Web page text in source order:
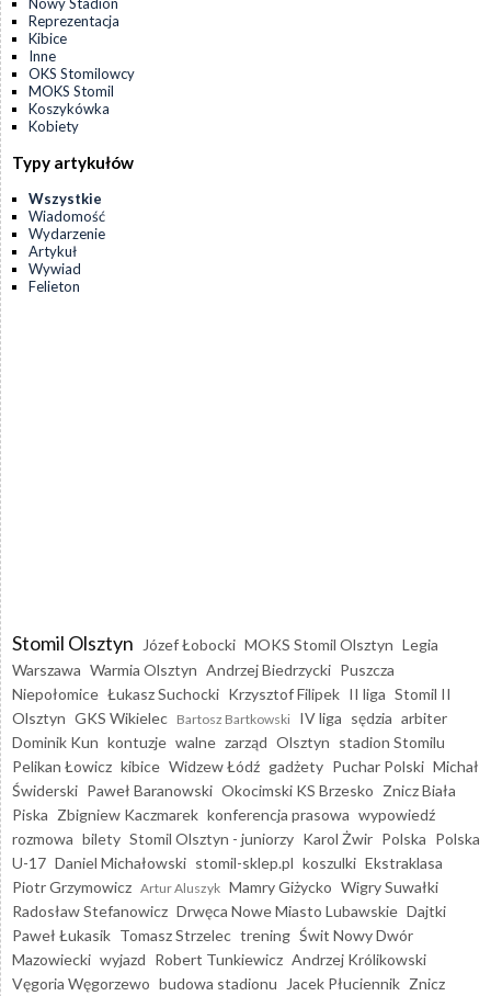
Nowy Stadion
Reprezentacja
Kibice
Inne
OKS Stomilowcy
MOKS Stomil
Koszykówka
Kobiety
Typy artykułów
Wszystkie
Wiadomość
Wydarzenie
Artykuł
Wywiad
Felieton
Stomil Olsztyn Józef Łobocki MOKS Stomil Olsztyn Legia
Warszawa Warmia Olsztyn Andrzej Biedrzycki Puszcza
Niepołomice Łukasz Suchocki Krzysztof Filipek II liga Stomil II
Olsztyn GKS Wikielec Bartosz Bartkowski IV liga sędzia arbiter
Dominik Kun kontuzje walne zarząd Olsztyn stadion Stomilu
Pelikan Łowicz kibice Widzew Łódź gadżety Puchar Polski Michał
Świderski Paweł Baranowski Okocimski KS Brzesko Znicz Biała
Piska Zbigniew Kaczmarek konferencja prasowa wypowiedź
rozmowa bilety Stomil Olsztyn - juniorzy Karol Żwir Polska Polska
U-17 Daniel Michałowski stomil-sklep.pl koszulki Ekstraklasa
Piotr Grzymowicz Artur Aluszyk Mamry Giżycko Wigry Suwałki
Radosław Stefanowicz Drwęca Nowe Miasto Lubawskie Dajtki
Paweł Łukasik Tomasz Strzelec trening Świt Nowy Dwór
Mazowiecki wyjazd Robert Tunkiewicz Andrzej Królikowski
Vęgoria Węgorzewo budowa stadionu Jacek Płuciennik Znicz